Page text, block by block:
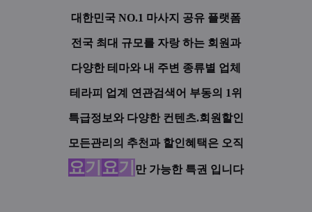
대한민국 NO.1 마사지 공유 플랫폼
전국 최대 규모를 자랑 하는 회원과
다양한 테마와 내 주변 종류별 업체
테라피 업계 연관검색어 부동의 1위
특급정보와 다양한 컨텐츠.회원할인
모든관리의 추천과 할인혜택은 오직
요기 요기 만 가능한 특권 입니다